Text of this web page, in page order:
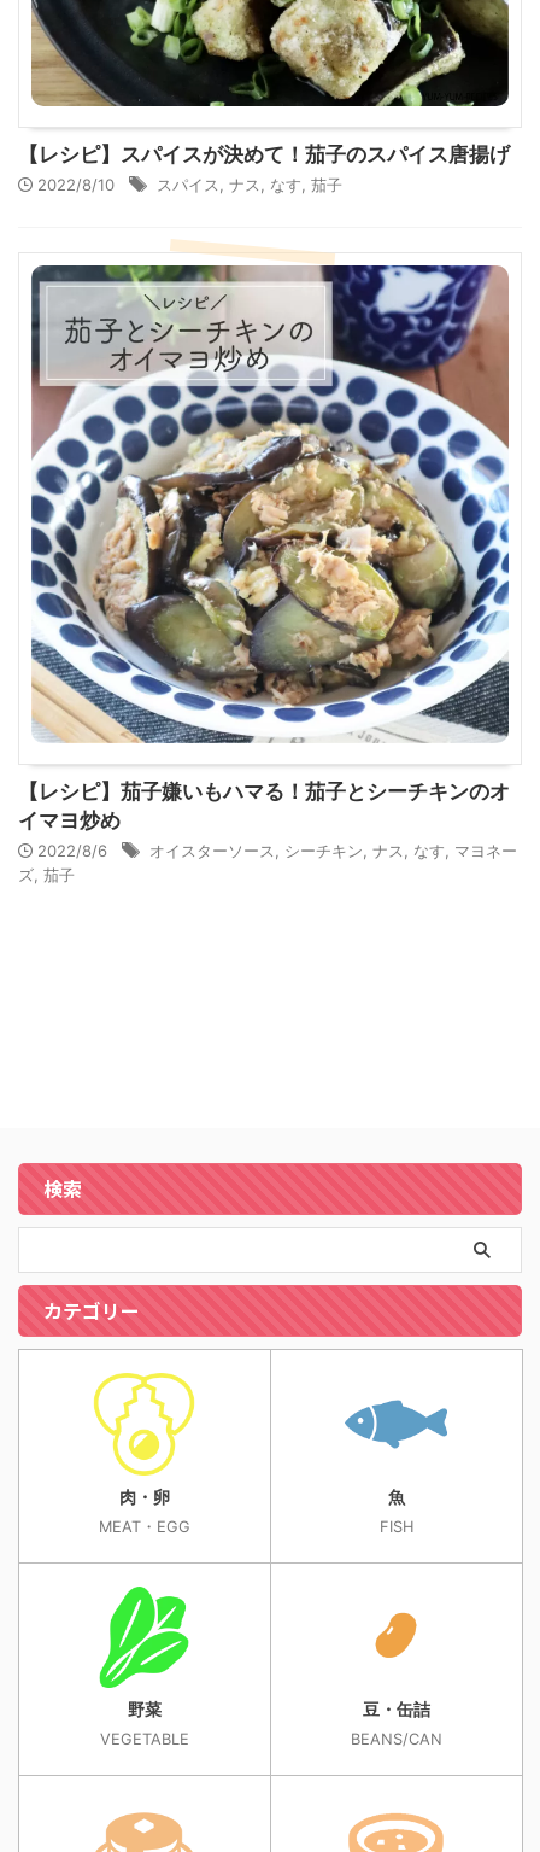
【レシピ】スパイスが決めて！茄子のスパイス唐揚げ
2022/8/10 スパイス ナス なす 茄子
【レシピ】茄子嫌いもハマる！茄子とシーチキンのオ
イマヨ炒め
2022/8/6 オイスターソース シーチキン ナス なす
マヨネー
ズ 茄子
検索
カテゴリー
肉・卵
MEAT・EGG
魚
FISH
野菜
VEGETABLE
豆・缶詰
BEANS/CAN